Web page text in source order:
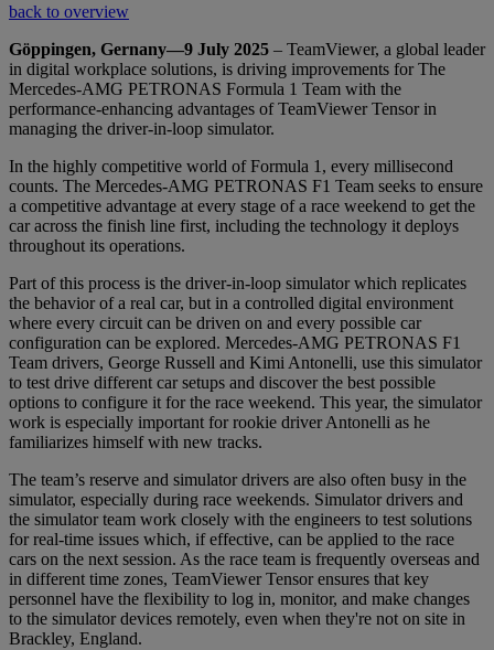
back to overview
Göppingen, Gernany—9 July 2025 – TeamViewer, a global leader
in digital workplace solutions, is driving improvements for The
Mercedes-AMG PETRONAS Formula 1 Team with the
performance-enhancing advantages of TeamViewer Tensor in
managing the driver-in-loop simulator.
In the highly competitive world of Formula 1, every millisecond
counts. The Mercedes-AMG PETRONAS F1 Team seeks to ensure
a competitive advantage at every stage of a race weekend to get the
car across the finish line first, including the technology it deploys
throughout its operations.
Part of this process is the driver-in-loop simulator which replicates
the behavior of a real car, but in a controlled digital environment
where every circuit can be driven on and every possible car
configuration can be explored. Mercedes-AMG PETRONAS F1
Team drivers, George Russell and Kimi Antonelli, use this simulator
to test drive different car setups and discover the best possible
options to configure it for the race weekend. This year, the simulator
work is especially important for rookie driver Antonelli as he
familiarizes himself with new tracks.
The team’s reserve and simulator drivers are also often busy in the
simulator, especially during race weekends. Simulator drivers and
the simulator team work closely with the engineers to test solutions
for real-time issues which, if effective, can be applied to the race
cars on the next session. As the race team is frequently overseas and
in different time zones, TeamViewer Tensor ensures that key
personnel have the flexibility to log in, monitor, and make changes
to the simulator devices remotely, even when they're not on site in
Brackley, England.